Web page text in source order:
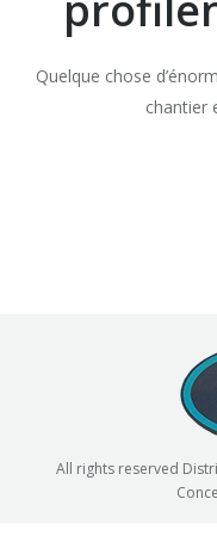
Quelque chose
chantier
All rights reserved